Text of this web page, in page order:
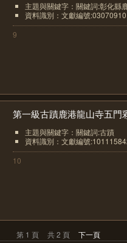
主題與關鍵字：關鍵詞:彰化縣
資料識別：文獻編號
9
第一級古蹟鹿港龍山寺五門
主題與關鍵字：關鍵詞:古蹟
資料識別：文獻編號
10
第 1 頁 共 2 頁 下一頁